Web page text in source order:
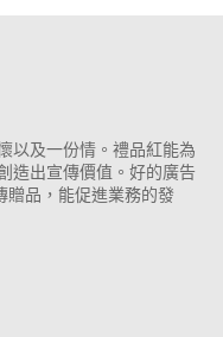
以及一份情。禮品紅能為
造出宣傳價值。好的廣告
贈品，能促進業務的發